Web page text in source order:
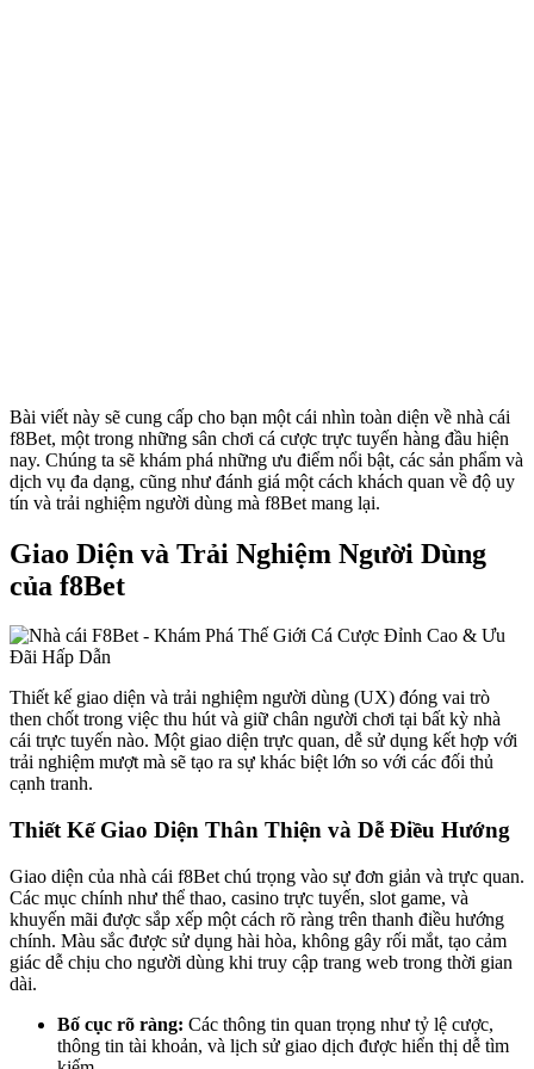
Bài viết này sẽ cung cấp cho bạn một cái nhìn toàn diện về nhà cái
f8Bet, một trong những sân chơi cá cược trực tuyến hàng đầu hiện
nay. Chúng ta sẽ khám phá những ưu điểm nổi bật, các sản phẩm và
dịch vụ đa dạng, cũng như đánh giá một cách khách quan về độ uy
tín và trải nghiệm người dùng mà f8Bet mang lại.
Giao Diện và Trải Nghiệm Người Dùng
của f8Bet
Thiết kế giao diện và trải nghiệm người dùng (UX) đóng vai trò
then chốt trong việc thu hút và giữ chân người chơi tại bất kỳ nhà
cái trực tuyến nào. Một giao diện trực quan, dễ sử dụng kết hợp với
trải nghiệm mượt mà sẽ tạo ra sự khác biệt lớn so với các đối thủ
cạnh tranh.
Thiết Kế Giao Diện Thân Thiện và Dễ Điều Hướng
Giao diện của nhà cái f8Bet chú trọng vào sự đơn giản và trực quan.
Các mục chính như thể thao, casino trực tuyến, slot game, và
khuyến mãi được sắp xếp một cách rõ ràng trên thanh điều hướng
chính. Màu sắc được sử dụng hài hòa, không gây rối mắt, tạo cảm
giác dễ chịu cho người dùng khi truy cập trang web trong thời gian
dài.
Bố cục rõ ràng: Các thông tin quan trọng như tỷ lệ cược,
thông tin tài khoản, và lịch sử giao dịch được hiển thị dễ tìm